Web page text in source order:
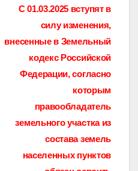
С 01.03.2025 вступят в
силу изменения,
внесенные в Земельный
кодекс Российской
Федерации, согласно
которым
правообладатель
земельного участка из
состава земель
населенных пунктов